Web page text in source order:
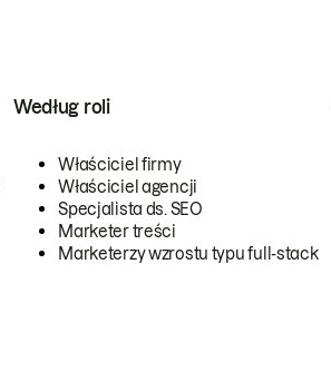
Według roli
Właściciel firmy
Właściciel agencji
Specjalista ds. SEO
Marketer treści
Marketerzy wzrostu typu full-stack